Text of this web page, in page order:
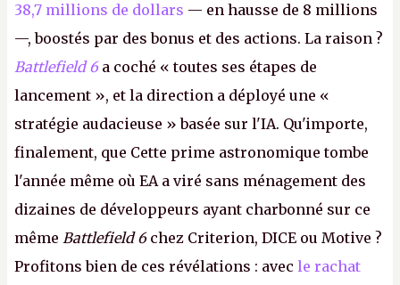
38,7 millions de dollars — en hausse de 8 millions
—, boostés par des bonus et des actions. La raison ?
Battlefield 6 a coché « toutes ses étapes de
lancement », et la direction a déployé une «
stratégie audacieuse » basée sur l'IA. Qu'importe,
finalement, que Cette prime astronomique tombe
l'année même où EA a viré sans ménagement des
dizaines de développeurs ayant charbonné sur ce
même Battlefield 6chez Criterion, DICE ou Motive ?
Profitons bien de ces révélations : avec le rachat